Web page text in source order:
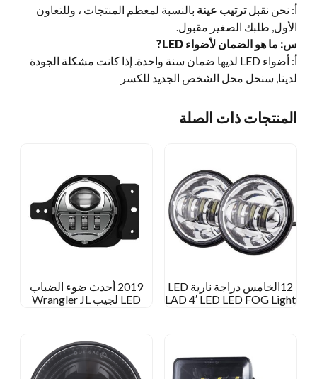
أ: نحن نقبلترتيب عينة بالنسبة لمعظم المنتجات ، وللتعاون
الأول, طلبك الصغير مقبول.
س: ما هو الضمان لأضواء LED?
أ: أضواء LED لديها ضمان سنة واحدة. إذا كانت مشكلة الجودة
لدينا, سنحل محل الشخص الجديد للكسر
المنتجات ذات الصلة
2019 أحدث ضوء الضباب
LED لجيب Wrangler JL
12الخامس دراجة نارية LED
LAD 4′ LED LED FOG Light